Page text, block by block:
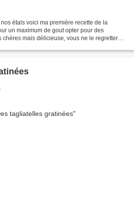
étals voici ma première recette de la
un maximum de gout opter pour des
mais délicieuse, vous ne le regretterais